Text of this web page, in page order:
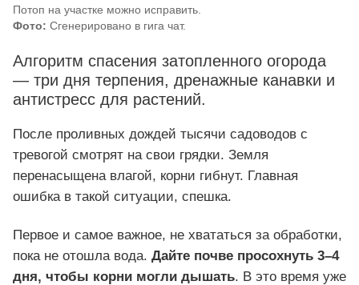
Потоп на участке можно исправить.
Фото: Сгенерировано в гига чат.
Алгоритм спасения затопленного огорода
— три дня терпения, дренажные канавки и
антистресс для растений.
После проливных дождей тысячи садоводов с
тревогой смотрят на свои грядки. Земля
перенасыщена влагой, корни гибнут. Главная
ошибка в такой ситуации, спешка.
Первое и самое важное, не хвататься за обработки,
пока не отошла вода. Дайте почве просохнуть 3–4
дня, чтобы корни могли дышать. В это время уже